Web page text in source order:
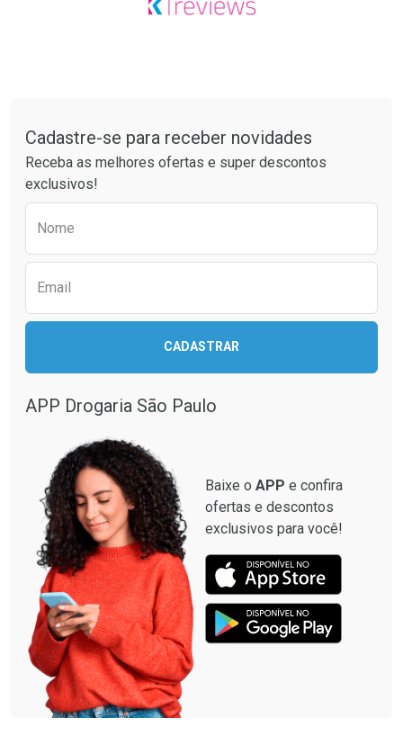
Cadastre-se para receber novidades
Receba as melhores ofertas e super descontos
exclusivos!
Nome
Email
CADASTRAR
APP Drogaria São Paulo
Baixe o APP e confira
ofertas e descontos
exclusivos para você!